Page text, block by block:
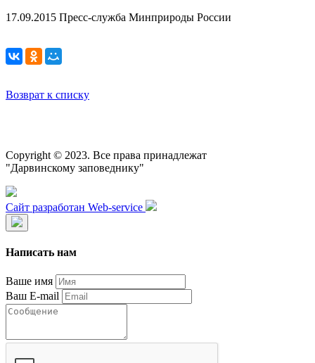
17.09.2015 Пресс-служба Минприроды России
Возврат к списку
Copyright © 2023. Все права принадлежат
"Дарвинскому заповеднику"
Сайт разработан Web-service
Написать нам
Ваше имя
Ваш E-mail